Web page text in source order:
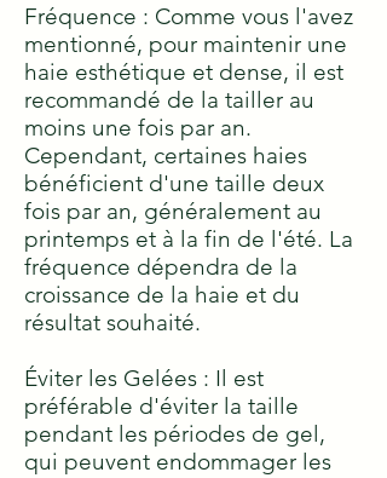
Fréquence : Comme vous l'avez
mentionné, pour maintenir une
haie esthétique et dense, il est
recommandé de la tailler au
moins une fois par an.
Cependant, certaines haies
bénéficient d'une taille deux
fois par an, généralement au
printemps et à la fin de l'été. La
fréquence dépendra de la
croissance de la haie et du
résultat souhaité.
Éviter les Gelées : Il est
préférable d'éviter la taille
pendant les périodes de gel,
qui peuvent endommager les